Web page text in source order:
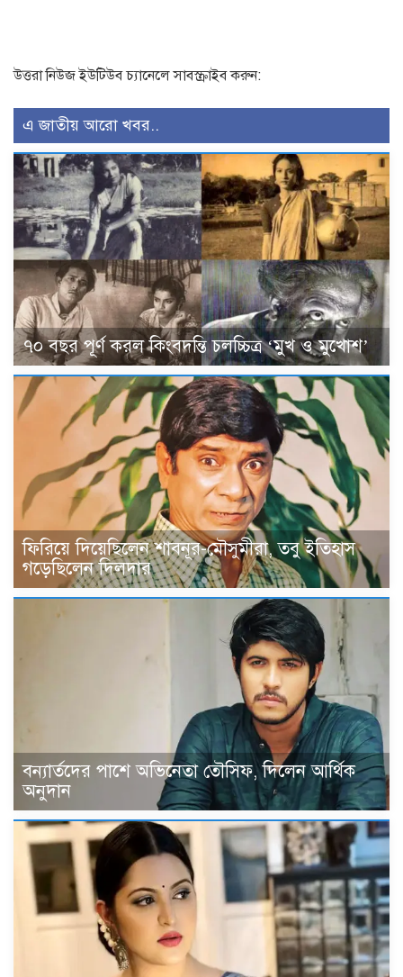
উত্তরা নিউজ ইউটিউব চ্যানেলে সাবস্ক্রাইব করুন:
এ জাতীয় আরো খবর..
৭০ বছর পূর্ণ করল কিংবদন্তি চলচ্চিত্র ‘মুখ ও মুখোশ’
ফিরিয়ে দিয়েছিলেন শাবনূর-মৌসুমীরা, তবু ইতিহাস
গড়েছিলেন দিলদার
বন্যার্তদের পাশে অভিনেতা তৌসিফ, দিলেন আর্থিক
অনুদান